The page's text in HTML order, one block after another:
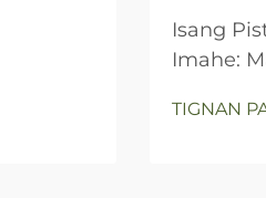
Isang
Imahe:
TIGNAN